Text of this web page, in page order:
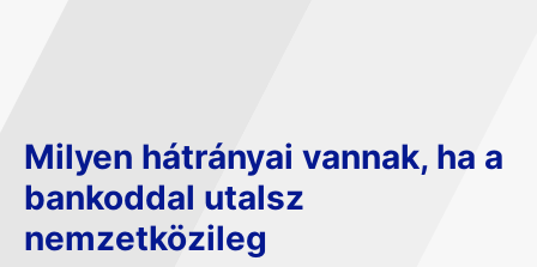
Milyen hátrányai vannak, ha a
bankoddal utalsz
nemzetközileg